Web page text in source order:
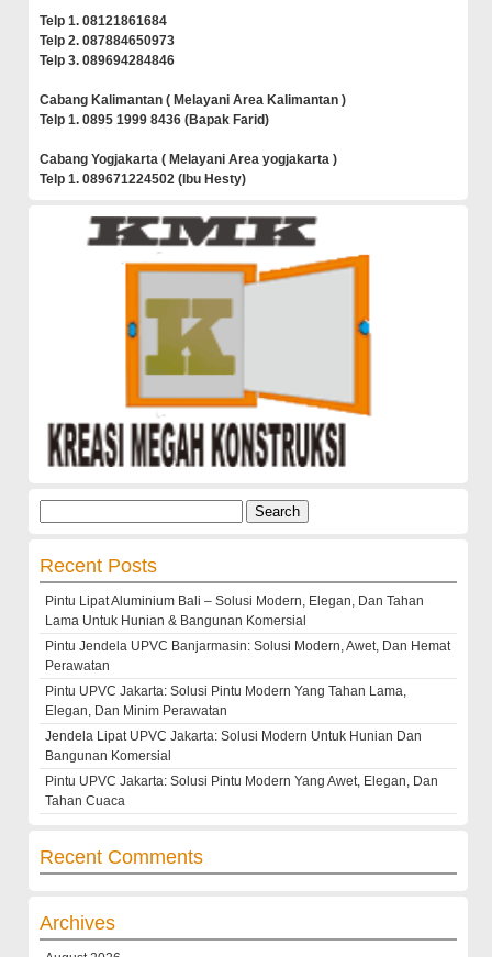
Telp 1. 08121861684
Telp 2. 087884650973
Telp 3. 089694284846
Cabang Kalimantan ( Melayani Area Kalimantan )
Telp 1. 0895 1999 8436 (Bapak Farid)
Cabang Yogjakarta ( Melayani Area yogjakarta )
Telp 1. 089671224502 (Ibu Hesty)
Recent Posts
Pintu Lipat Aluminium Bali – Solusi Modern, Elegan, Dan Tahan
Lama Untuk Hunian & Bangunan Komersial
Pintu Jendela UPVC Banjarmasin: Solusi Modern, Awet, Dan Hemat
Perawatan
Pintu UPVC Jakarta: Solusi Pintu Modern Yang Tahan Lama,
Elegan, Dan Minim Perawatan
Jendela Lipat UPVC Jakarta: Solusi Modern Untuk Hunian Dan
Bangunan Komersial
Pintu UPVC Jakarta: Solusi Pintu Modern Yang Awet, Elegan, Dan
Tahan Cuaca
Recent Comments
Archives